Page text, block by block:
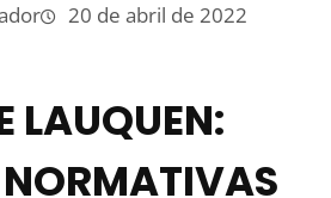
20 de abril de 2022
LAUQUEN: